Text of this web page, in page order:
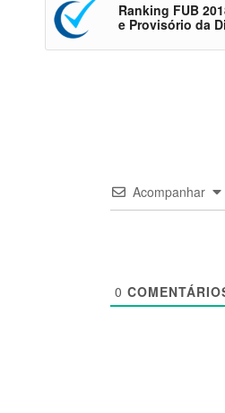
Ranking FUB
e Provisório da
Acompanhar
0